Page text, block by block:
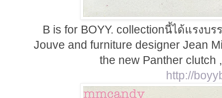
B is for BOYY. collectionนี้ได้แรงบ
Jouve and furniture designer Jean
the new Panther clutch
http://